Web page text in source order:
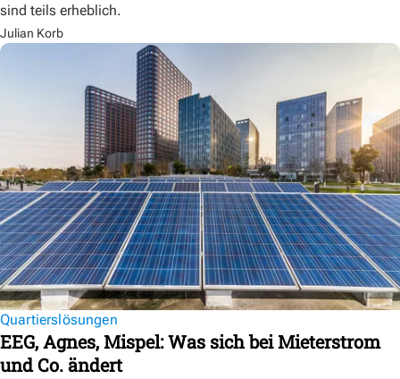
sind teils erheblich.
Julian Korb
Quartierslösungen
EEG, Agnes, Mispel: Was sich bei Mieterstrom
und Co. ändert